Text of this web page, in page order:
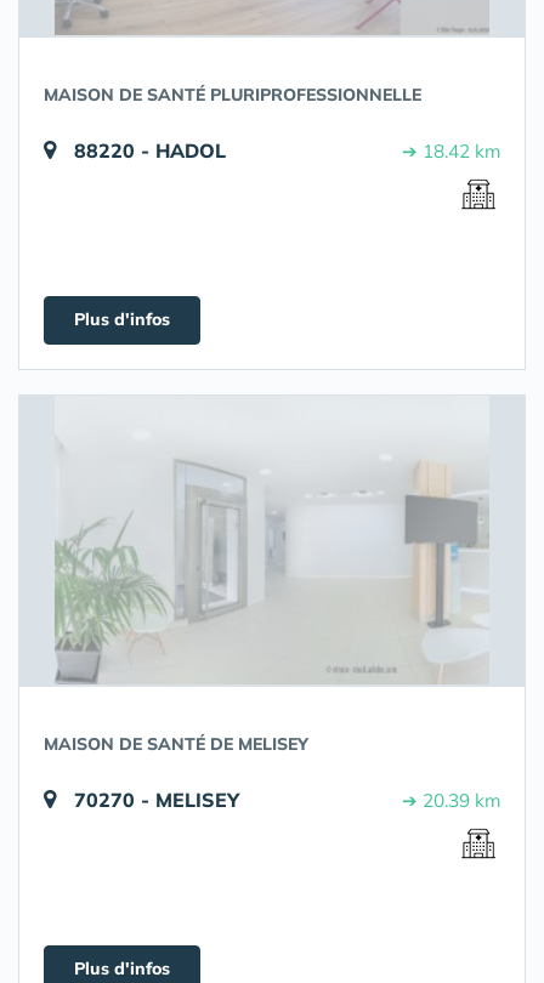
MAISON DE SANTÉ PLURIPROFESSIONNELLE
88220 - HADOL ➔ 18.42 km
Plus d'infos
MAISON DE SANTÉ DE MELISEY
70270 - MELISEY ➔ 20.39 km
Plus d'infos